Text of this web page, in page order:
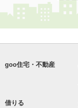
goo住宅・不動産
借りる